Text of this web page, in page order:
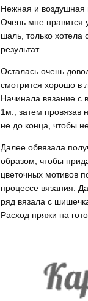
Нежная и воздушная
Очень мне нравится
шаль, только хотела
результат.
Осталась очень
смотрится хорошо в
Начинала вязание с
1м., затем провязав
не до конца, чтобы
Далее обвязала
образом, чтобы
цветочных мотивов
процессе вязания.
ряд вязала с
Расход пряжи на